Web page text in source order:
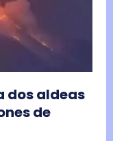
dos aldeas
de